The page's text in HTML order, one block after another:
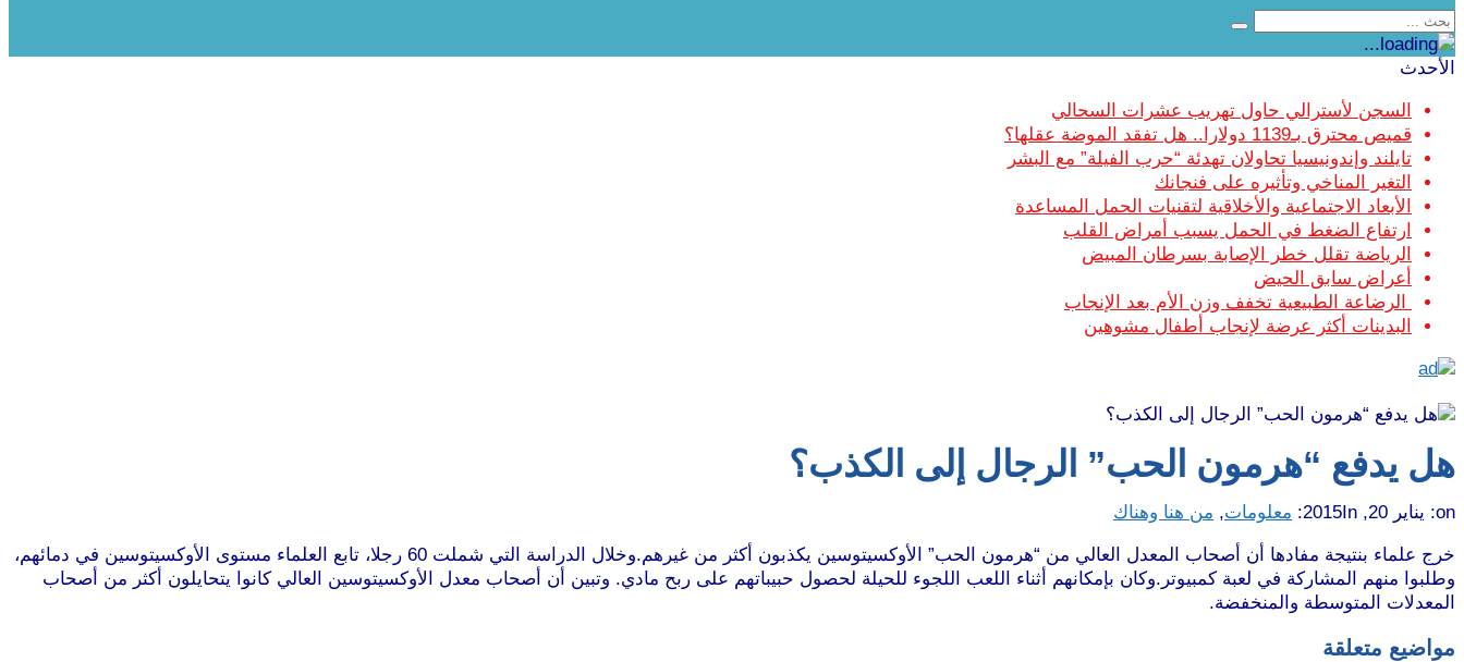
الأحدث
السجن لأسترالي حاول تهريب عشرات السحالي
قميص محترق بـ1139 دولارا.. هل تفقد الموضة عقلها؟
تايلند وإندونيسيا تحاولان تهدئة “حرب الفيلة” مع البشر
التغير المناخي وتأثيره على فنجانك
الأبعاد الاجتماعية والأخلاقية لتقنيات الحمل المساعدة
ارتفاع الضغط في الحمل يسبب أمراض القلب
الرياضة تقلل خطر الإصابة بسرطان المبيض
أعراض سابق الحيض
الرضاعة الطبيعية تخفف وزن الأم بعد الإنجاب
البدينات أكثر عرضة لإنجاب أطفال مشوهين
هل يدفع “هرمون الحب” الرجال إلى الكذب؟
on: يناير 20, 2015 In: معلومات, من هنا وهناك
خرج علماء بنتيجة مفادها أن أصحاب المعدل العالي من “هرمون الحب” الأوكسيتوسين يكذبون أكثر من غيرهم.وخلال الدراسة التي شملت 60 رجلا، تابع العلماء مستوى الأوكسيتوسين في دمائهم،
وطلبوا منهم المشاركة في لعبة كمبيوتر.وكان بإمكانهم أثناء اللعب اللجوء للحيلة لحصول حبيباتهم على ربح مادي. وتبين أن أصحاب معدل الأوكسيتوسين العالي كانوا يتحايلون أكثر من أصحاب
المعدلات المتوسطة والمنخفضة.
مواضيع متعلقة